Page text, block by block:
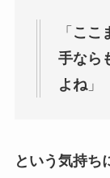
「 ここ
手なら
よね」
という気持ち